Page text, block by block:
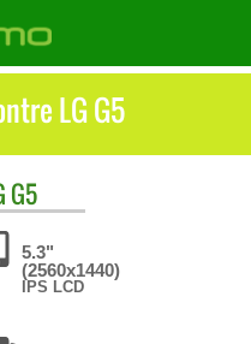
LG G5
G5
5.3"
(2560x1440)
IPS LCD